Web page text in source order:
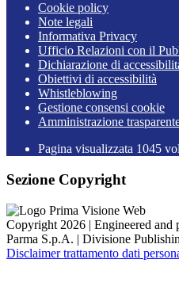
Cookie policy
Note legali
Informativa Privacy
Ufficio Relazioni con il
Dichiarazione di
Obiettivi di accessibilità
Whistleblowing
Gestione consensi cookie
Amministrazione
Pagina visualizzata 1045
Sezione Copyright
Copyright 2026 | Engineered and
Parma S.p.A. | Divisione
Disclaimer trattamento dati